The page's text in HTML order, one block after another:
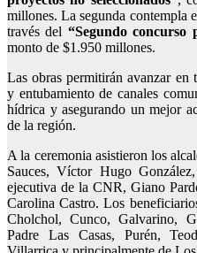
millones. La segunda contempla
través del “Segundo concurso
monto de $1.950 millones.
Las obras permitirán avanzar en
y entubamiento de canales
hídrica y asegurando un mejor
de la región.
A la ceremonia asistieron los
Sauces, Víctor Hugo
ejecutiva de la CNR, Giano
Carolina Castro. Los
Cholchol, Cunco, Galvarino,
Padre Las Casas, Purén,